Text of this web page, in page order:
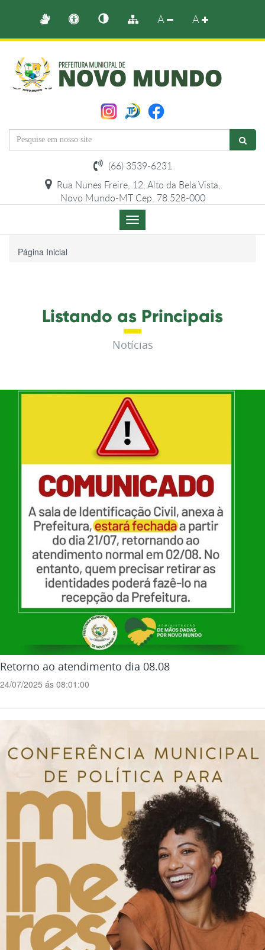
A A
(66) 3539-6231
Rua Nunes Freire, 12, Alto da Bela Vista,
Novo Mundo-MT Cep. 78.528-000
Menu
de
Página Inicial
Listando as Principais
Notícias
Retorno ao atendimento dia 08.08
24/07/2025 ás 08:01:00